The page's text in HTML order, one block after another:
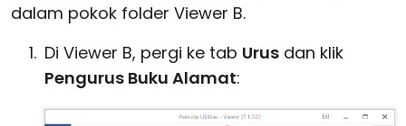
dalam pokok folder Viewer B.
Di Viewer B, pergi ke tab Urus dan klik
Pengurus Buku Alamat: